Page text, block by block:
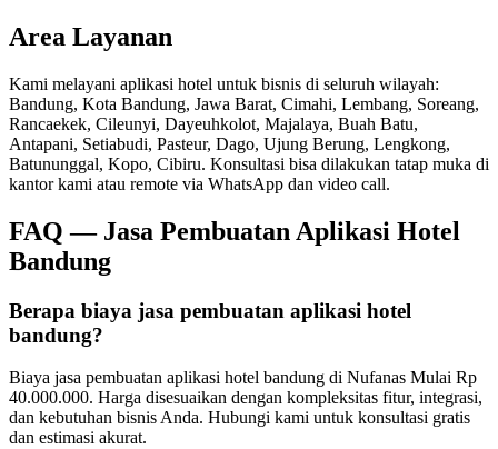
Area Layanan
Kami melayani aplikasi hotel untuk bisnis di seluruh wilayah:
Bandung, Kota Bandung, Jawa Barat, Cimahi, Lembang, Soreang,
Rancaekek, Cileunyi, Dayeuhkolot, Majalaya, Buah Batu,
Antapani, Setiabudi, Pasteur, Dago, Ujung Berung, Lengkong,
Batununggal, Kopo, Cibiru. Konsultasi bisa dilakukan tatap muka di
kantor kami atau remote via WhatsApp dan video call.
FAQ — Jasa Pembuatan Aplikasi Hotel
Bandung
Berapa biaya jasa pembuatan aplikasi hotel
bandung?
Biaya jasa pembuatan aplikasi hotel bandung di Nufanas Mulai Rp
40.000.000. Harga disesuaikan dengan kompleksitas fitur, integrasi,
dan kebutuhan bisnis Anda. Hubungi kami untuk konsultasi gratis
dan estimasi akurat.